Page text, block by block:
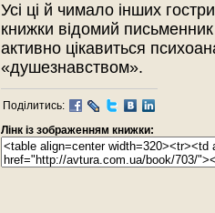
Усі ці й чимало інших
книжки відомий
активно цікавиться
«душезнавством».
Поділитись:
Лінк із зображенням книжки: